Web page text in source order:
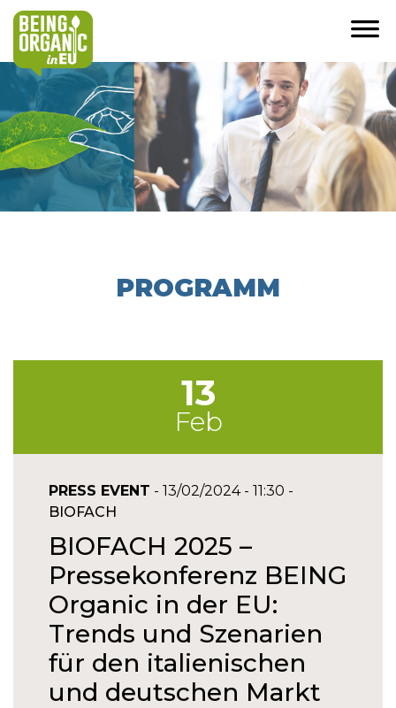
PROGRAMM
13
Feb
PRESS EVENT - 13/02/2024 - 11:30 -
BIOFACH
BIOFACH 2025 –
Pressekonferenz BEING
Organic in der EU:
Trends und Szenarien
für den italienischen
und deutschen Markt